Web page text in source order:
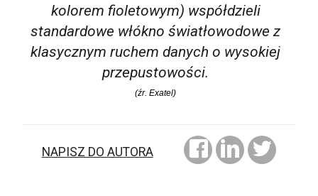
kolorem fioletowym) współdzieli
standardowe włókno światłowodowe z
klasycznym ruchem danych o wysokiej
przepustowości.
(źr. Exatel)
NAPISZ DO AUTORA